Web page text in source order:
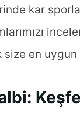
kar
en